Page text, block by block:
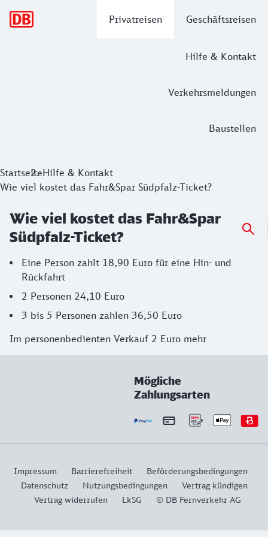
Privatreisen Geschäftsreisen
Hilfe & Kontakt
Verkehrsmeldungen
Baustellen
StartseiteHilfe & Kontakt
Wie viel kostet das Fahr&Spar Südpfalz-Ticket?
Wie viel kostet das Fahr&Spar
Südpfalz-Ticket?
Eine Person zahlt 18,90 Euro für eine Hin- und
Rückfahrt
2 Personen 24,10 Euro
3 bis 5 Personen zahlen 36,50 Euro
Im personenbedienten Verkauf 2 Euro mehr
Mögliche
Zahlungsarten
Impressum Barrierefreiheit
Beförderungsbedingungen
Datenschutz
Nutzungsbedingungen
Vertrag kündigen
Vertrag widerrufen
LkSG © DB Fernverkehr AG